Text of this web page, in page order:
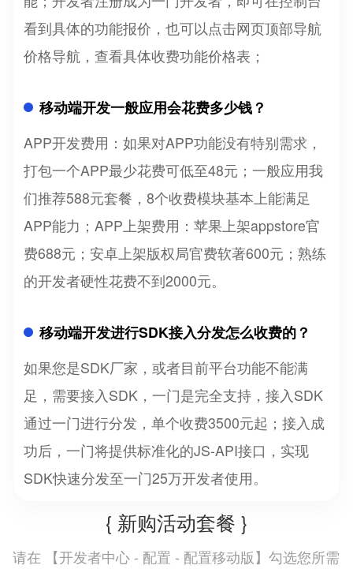
看到具体的功能报价，也可以点击网页顶部导航
价格导航，查看具体收费功能价格表；
移动端开发一般应用会花费多少钱？
APP开发费用：如果对APP功能没有特别需求，
打包一个APP最少花费可低至48元；一般应用我
们推荐588元套餐，8个收费模块基本上能满足
APP能力；APP上架费用：苹果上架appstore官
费688元；安卓上架版权局官费软著600元；熟练
的开发者硬性花费不到2000元。
移动端开发进行SDK接入分发怎么收费的？
如果您是SDK厂家，或者目前平台功能不能满
足，需要接入SDK，一门是完全支持，接入SDK
通过一门进行分发，单个收费3500元起；接入成
功后，一门将提供标准化的JS-API接口，实现
SDK快速分发至一门25万开发者使用。
{ 新购活动套餐 }
请在 【开发者中心 - 配置 - 配置移动版】勾选您所需